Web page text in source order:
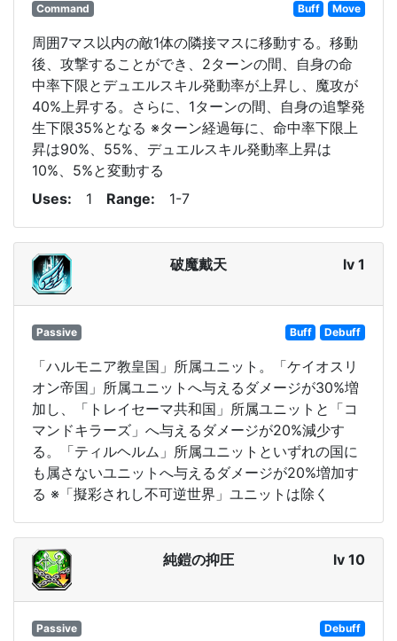
Command Buff Move
周囲7マス以内の敵1体の隣接マスに移動する。移動
後、攻撃することができ、2ターンの間、自身の命
中率下限とデュエルスキル発動率が上昇し、魔攻が
40%上昇する。さらに、1ターンの間、自身の追撃発
生下限35%となる ※ターン経過毎に、命中率下限上
昇は90%、55%、デュエルスキル発動率上昇は
10%、5%と変動する
Uses
1 Range 1-7
破魔戴天 lv 1
Passive Buff Debuff
「ハルモニア教皇国」所属ユニット。「ケイオスリ
オン帝国」所属ユニットへ与えるダメージが30%増
加し、「トレイセーマ共和国」所属ユニットと「コ
マンドキラーズ」へ与えるダメージが20%減少す
る。「ティルヘルム」所属ユニットといずれの国に
も属さないユニットへ与えるダメージが20%増加す
る ※「擬彩されし不可逆世界」ユニットは除く
純鎧の抑圧 lv 10
Passive Debuff